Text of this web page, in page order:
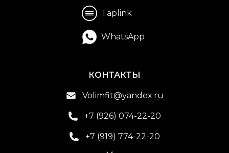
Taplink
WhatsApp
КОНТАКТЫ
Volimfit@yandex.ru
+7 (926) 074-22-20
+7 (919) 774-22-20